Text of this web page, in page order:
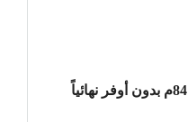
للبيع في بريفادو مدينتي شقة 84م بدون أوفر نهائياً